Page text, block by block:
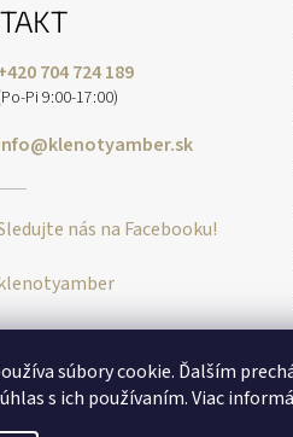
súbory cookie. Ďalším
s ich používaním. Viac
704 724 189
Pi 9:00-17:00)
nás na Facebooku!